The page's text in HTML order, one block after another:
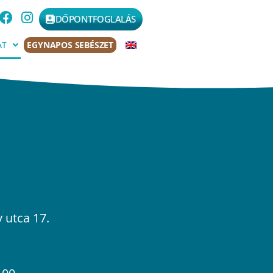
IDŐPONTFOGLALÁS
EGYNAPOS SEBÉSZET
utca 17.